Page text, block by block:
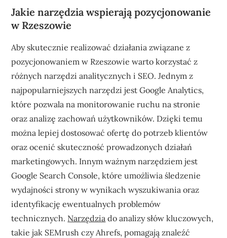
Jakie narzędzia wspierają pozycjonowanie
w Rzeszowie
Aby skutecznie realizować działania związane z
pozycjonowaniem w Rzeszowie warto korzystać z
różnych narzędzi analitycznych i SEO. Jednym z
najpopularniejszych narzędzi jest Google Analytics,
które pozwala na monitorowanie ruchu na stronie
oraz analizę zachowań użytkowników. Dzięki temu
można lepiej dostosować ofertę do potrzeb klientów
oraz ocenić skuteczność prowadzonych działań
marketingowych. Innym ważnym narzędziem jest
Google Search Console, które umożliwia śledzenie
wydajności strony w wynikach wyszukiwania oraz
identyfikację ewentualnych problemów
technicznych. Narzędzia do analizy słów kluczowych,
takie jak SEMrush czy Ahrefs, pomagają znaleźć